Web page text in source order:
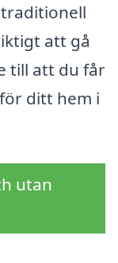
att gå
till att du får
ditt hem i
utan